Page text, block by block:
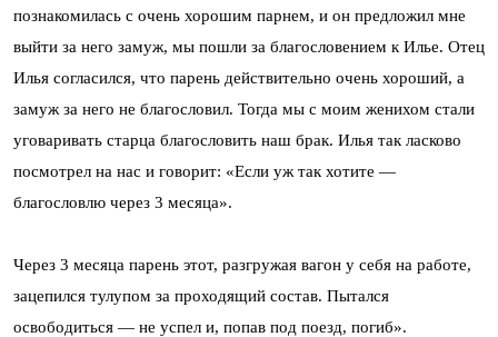
познакомилась с очень хорошим парнем, и он предложил мне
выйти за него замуж, мы пошли за благословением к Илье. Отец
Илья согласился, что парень действительно очень хороший, а
замуж за него не благословил. Тогда мы с моим женихом стали
уговаривать старца благословить наш брак. Илья так ласково
посмотрел на нас и говорит: «Если уж так хотите —
благословлю через 3 месяца».
Через 3 месяца парень этот, разгружая вагон у себя на работе,
зацепился тулупом за проходящий состав. Пытался
освободиться — не успел и, попав под поезд, погиб».